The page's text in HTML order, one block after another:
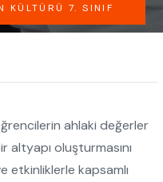
KÜLTÜRÜ 7. SINIF
ahlaki değerler
oluşturmasını
etkinliklerle kapsamlı